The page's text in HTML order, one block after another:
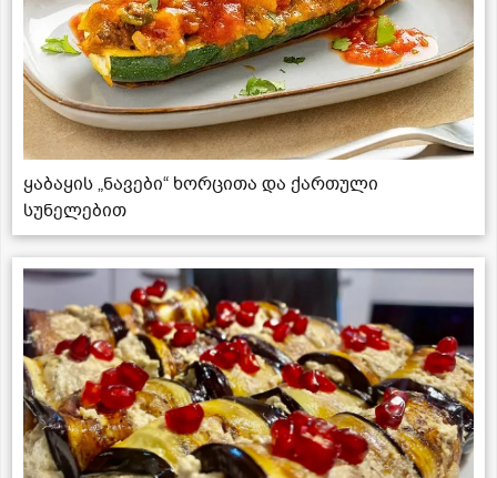
ყაბაყის „ნავები“ ხორცითა და ქართული
სუნელებით